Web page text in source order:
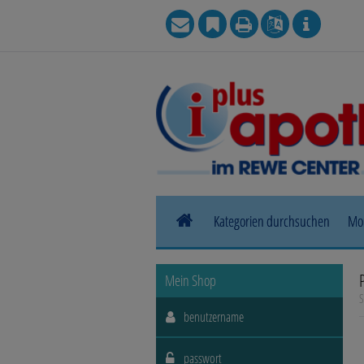
Kategorien durchsuchen
Allergie
Blase, Niere & Urogenitaltrakt
Haut, Haare & Nägel
Mein Shop